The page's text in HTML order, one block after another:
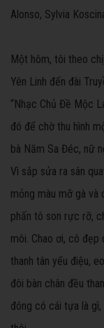
Alonso, Sylvia
Một hôm, tôi theo
Yên Linh đến đài
“Nhạc Chủ Đề Mộc
đó để chờ thu hình
bà Năm Sa Đéc, nữ
Vì sắp sửa ra sân
mỏng màu mỡ gà và
phấn tô son rực rỡ,
môi. Chao ơi, cô đẹp
thanh tân yểu điệu,
đôi bàn chân đều
đóng có cái tựa là